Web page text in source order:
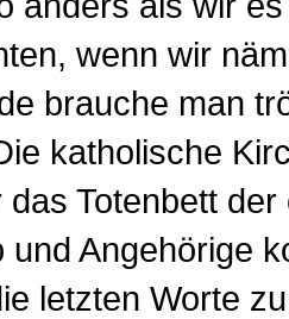
wenn wir
brauche man
katholische
Totenbett der
und Angehörige
letzten Worte